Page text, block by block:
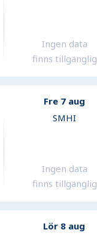
Ingen data
finns tillgänglig
Fre 7 aug
SMHI
Ingen data
finns tillgänglig
Lör 8 aug